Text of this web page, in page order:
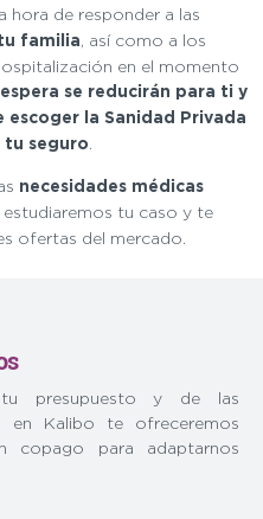
hora de responder a las
familia , así como a los
en el momento
se reducirán para ti y
la Sanidad Privada
tu seguro
necesidades médicas
, estudiaremos tu caso y te
ofertas del mercado.
presupuesto y de las
en Kalibo te ofreceremos
para adaptarnos